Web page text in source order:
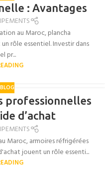
: Avantages
au Maroc, plancha
rôle essentiel. Investir dans
pr...
professionnelles
d’achat
Maroc, armoires réfrigérées
jouent un rôle essenti...